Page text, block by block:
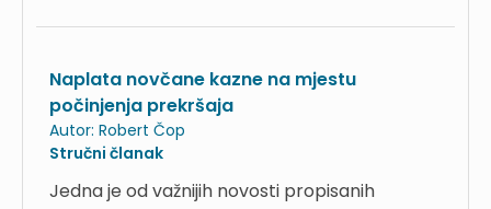
Naplata novčane kazne na mjestu
počinjenja prekršaja
Autor: Robert Čop
Stručni članak
Jedna je od važnijih novosti propisanih